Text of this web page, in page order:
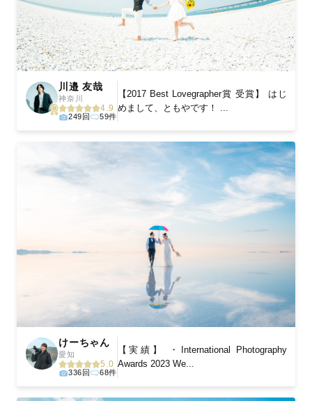
川邉 友哉
神奈川
4.9
249回 59件
【2017 Best Lovegrapher賞 受賞】 はじ
めまして、ともやです！ ...
けーちゃん
愛知
5.0
336回 68件
【実績】 ・International Photography
Awards 2023 We...